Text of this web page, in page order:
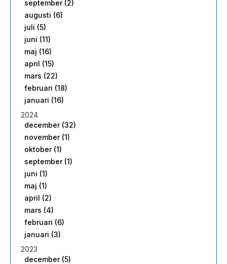
september (2)
augusti (6)
juli (5)
juni (11)
maj (16)
april (15)
mars (22)
februari (18)
januari (16)
2024
december (32)
november (1)
oktober (1)
september (1)
juni (1)
maj (1)
april (2)
mars (4)
februari (6)
januari (3)
2023
december (5)